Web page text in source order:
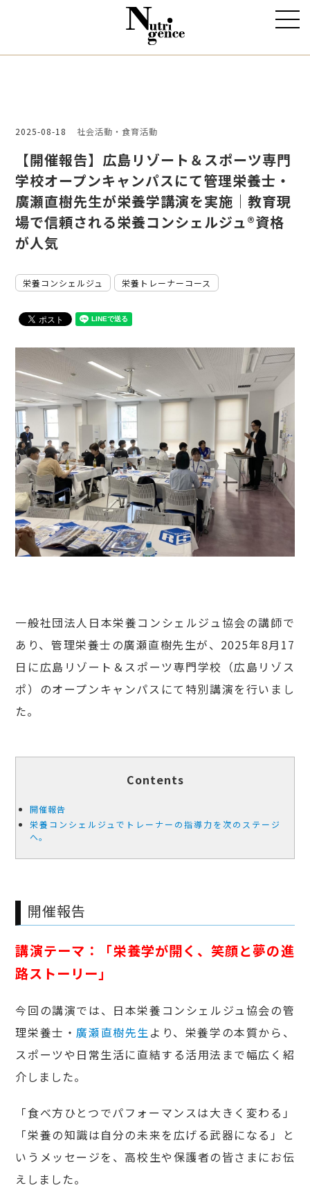
2025-08-18 社会活動・食育活動
【開催報告】広島リゾート＆スポーツ専門
学校オープンキャンパスにて管理栄養士・
廣瀬直樹先生が栄養学講演を実施｜教育現
場で信頼される栄養コンシェルジュ®資格
が人気
栄養コンシェルジュ 栄養トレーナーコース
一般社団法人日本栄養コンシェルジュ協会の講師で
あり、管理栄養士の廣瀬直樹先生が、2025年8月17
日に広島リゾート＆スポーツ専門学校（広島リゾス
ポ）のオープンキャンパスにて特別講演を行いまし
た。
Contents
開催報告
栄養コンシェルジュでトレーナーの指導力を次のステージ
へ。
開催報告
講演テーマ：「栄養学が開く、笑顔と夢の進
路ストーリー」
今回の講演では、日本栄養コンシェルジュ協会の管
理栄養士・廣瀬直樹先生より、栄養学の本質から、
スポーツや日常生活に直結する活用法まで幅広く紹
介しました。
「食べ方ひとつでパフォーマンスは大きく変わる」
「栄養の知識は自分の未来を広げる武器になる」と
いうメッセージを、高校生や保護者の皆さまにお伝
えしました。